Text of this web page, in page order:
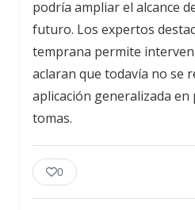
podría ampliar el alcance
futuro. Los expertos
temprana permite
aclaran que todavía no se
aplicación generalizada en
tomas.
0